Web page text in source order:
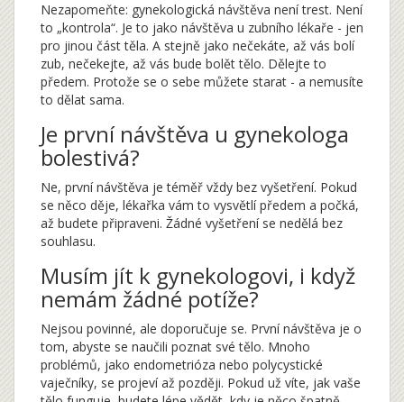
Nezapomeňte: gynekologická návštěva není trest. Není
to „kontrola“. Je to jako návštěva u zubního lékaře - jen
pro jinou část těla. A stejně jako nečekáte, až vás bolí
zub, nečekejte, až vás bude bolět tělo. Dělejte to
předem. Protože se o sebe můžete starat - a nemusíte
to dělat sama.
Je první návštěva u gynekologa
bolestivá?
Ne, první návštěva je téměř vždy bez vyšetření. Pokud
se něco děje, lékařka vám to vysvětlí předem a počká,
až budete připraveni. Žádné vyšetření se nedělá bez
souhlasu.
Musím jít k gynekologovi, i když
nemám žádné potíže?
Nejsou povinné, ale doporučuje se. První návštěva je o
tom, abyste se naučili poznat své tělo. Mnoho
problémů, jako endometrióza nebo polycystické
vaječníky, se projeví až později. Pokud už víte, jak vaše